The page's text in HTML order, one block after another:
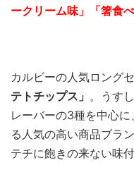
ークリーム味」「箸食
カルビーの人気ロング
テトチップス」 。うす
レーバーの3種を中心
る人気の高い商品ブラ
テチに飽きの来ない味